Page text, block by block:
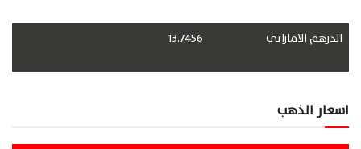
الدرهم الاماراتي 13.7456
اسعار الذهب